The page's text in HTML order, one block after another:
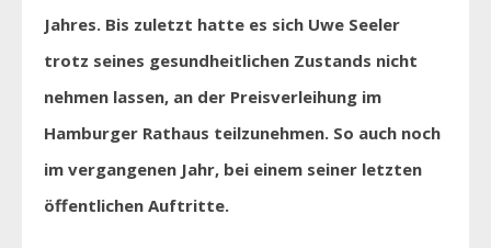
Jahres. Bis zuletzt hatte es sich Uwe Seeler
trotz seines gesundheitlichen Zustands nicht
nehmen lassen, an der Preisverleihung im
Hamburger Rathaus teilzunehmen. So auch noch
im vergangenen Jahr, bei einem seiner letzten
öffentlichen Auftritte.